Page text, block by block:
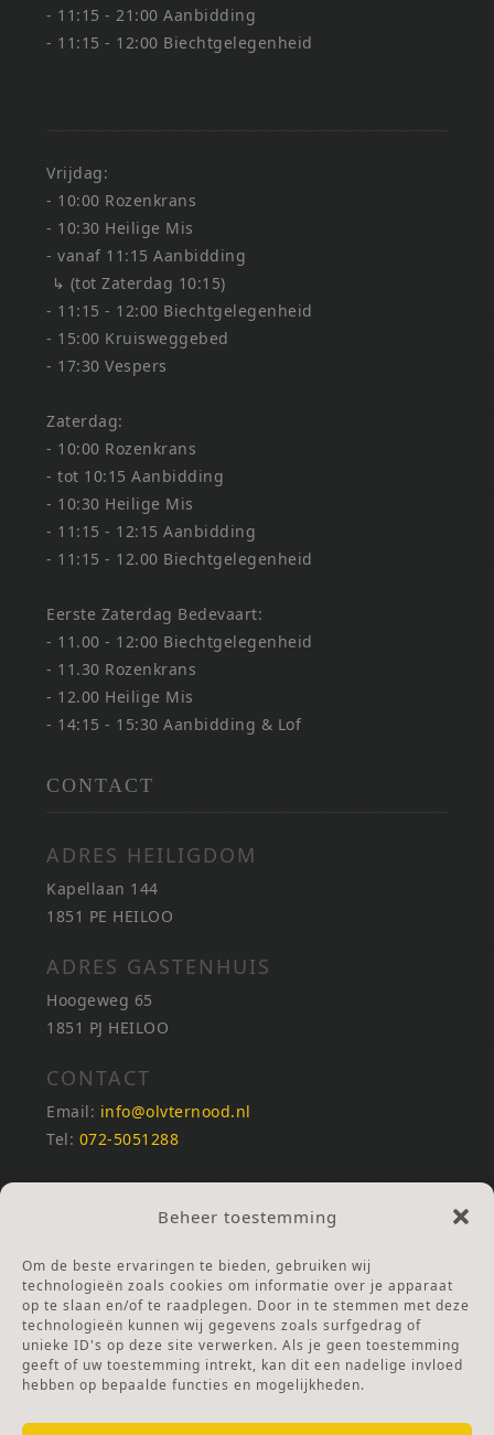
Beheer toestemming
Om de beste ervaringen te bieden, gebruiken wij
technologieën zoals cookies om informatie over je apparaat
op te slaan en/of te raadplegen. Door in te stemmen met deze
technologieën kunnen wij gegevens zoals surfgedrag of
unieke ID's op deze site verwerken. Als je geen toestemming
geeft of uw toestemming intrekt, kan dit een nadelige invloed
hebben op bepaalde functies en mogelijkheden.
- 11:15 - 21:00 Aanbidding
- 11:15 - 12:00 Biechtgelegenheid
Vrijdag:
- 10:00 Rozenkrans
- 10:30 Heilige Mis
- vanaf 11:15 Aanbidding
↳ (tot Zaterdag 10:15)
- 11:15 - 12:00 Biechtgelegenheid
- 15:00 Kruisweggebed
- 17:30 Vespers
Zaterdag:
- 10:00 Rozenkrans
- tot 10:15 Aanbidding
- 10:30 Heilige Mis
- 11:15 - 12:15 Aanbidding
- 11:15 - 12.00 Biechtgelegenheid
Eerste Zaterdag Bedevaart:
- 11.00 - 12:00 Biechtgelegenheid
- 11.30 Rozenkrans
- 12.00 Heilige Mis
- 14:15 - 15:30 Aanbidding & Lof
CONTACT
ADRES HEILIGDOM
Kapellaan 144
1851 PE HEILOO
ADRES GASTENHUIS
Hoogeweg 65
1851 PJ HEILOO
CONTACT
Email: info@olvternood.nl
Tel: 072-5051288
REKENINGNUMMERS
NL25INGB0000672168
Ga naar Doneren
ANBI Stichting
RSIN nummer:002832987